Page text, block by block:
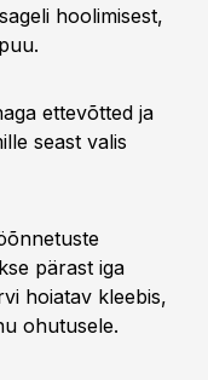
hoolimisest,
ettevõtted ja
seast valis
pärast iga
hoiatav kleebis,
ohutusele.